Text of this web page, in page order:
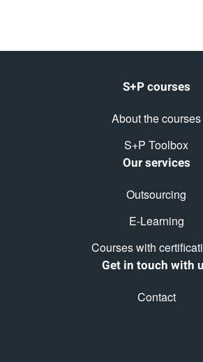
S+P courses
About the courses
S+P Toolbox
Our services
Outsourcing
E-Learning
Courses with
Get in touch with
Contact